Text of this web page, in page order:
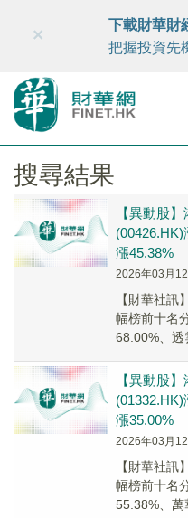
財華智庫網 FINTV
×
下載財華財
把握投資先
搜尋結果
【異動股
漲45.38%
2026年03月
【財華社
幅榜前十名
68.00%、透
【異動股
漲35.00%
2026年03月
【財華社
幅榜前十名
55.38%、萬